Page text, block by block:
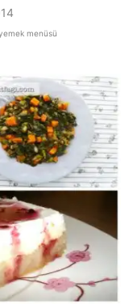
menüsü